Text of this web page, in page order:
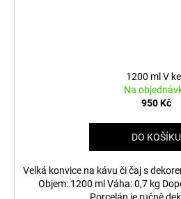
1200 ml V
Na
950 Kč
DO KOŠÍKU
Velká konvice na kávu či čaj s
Objem: 1200 ml Váha: 0,7 kg